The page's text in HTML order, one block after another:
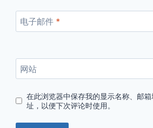
电子邮件 *
网站
在此浏览器中保存我的显示名称、邮
址，以便下次评论时使用。